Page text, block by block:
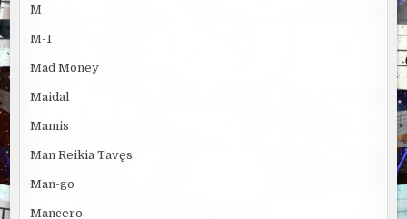
M
M-1
Mad Money
Maidal
Mamis
Man Reikia Tavęs
Man-go
Mancero